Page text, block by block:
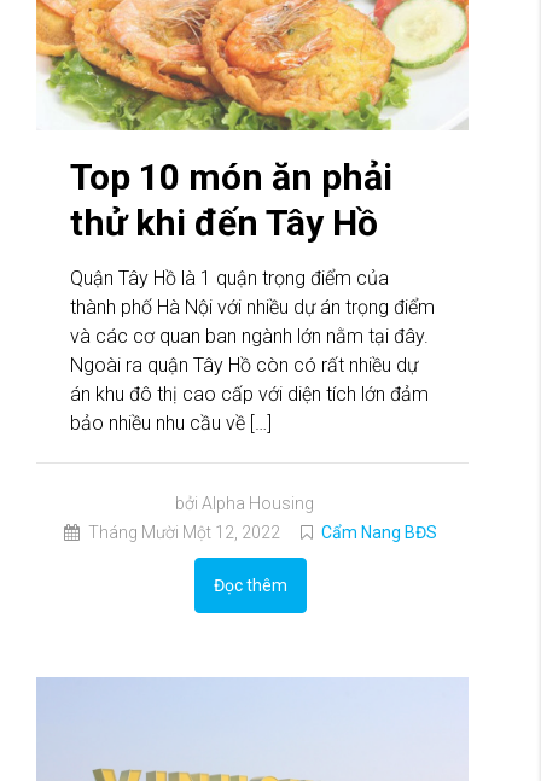
Top 10 món ăn phải
thử khi đến Tây Hồ
Quận Tây Hồ là 1 quận trọng điểm của
thành phố Hà Nội với nhiều dự án trọng điểm
và các cơ quan ban ngành lớn nằm tại đây.
Ngoài ra quận Tây Hồ còn có rất nhiều dự
án khu đô thị cao cấp với diện tích lớn đảm
bảo nhiều nhu cầu về […]
bởi Alpha Housing
Tháng Mười Một 12, 2022
Cẩm Nang BĐS
Đọc thêm